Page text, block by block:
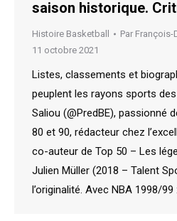
saison historique.
Histoire Basketball Par François-
11 octobre 2021
Listes, classements et
peuplent les rayons sports
Saliou (@PredBE), passionné
80 et 90, rédacteur chez
co-auteur de Top 50 – Les
Julien Müller (2018 – Talent
l’originalité. Avec NBA 1998/